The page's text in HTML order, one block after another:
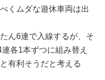
くムダな遊休車両は出
ん6連で入線するが、そ
各1本ずつに組み替え
有利そうだと考える